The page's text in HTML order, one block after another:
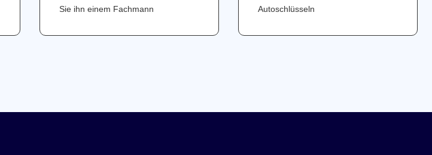
Sie ihn einem Fachmann
Autoschlüsseln